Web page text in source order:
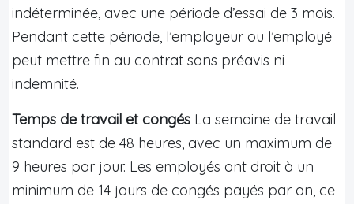
indéterminée, avec une période d’essai de 3 mois.
Pendant cette période, l’employeur ou l’employé
peut mettre fin au contrat sans préavis ni
indemnité.
Temps de travail et congés La semaine de travail
standard est de 48 heures, avec un maximum de
9 heures par jour. Les employés ont droit à un
minimum de 14 jours de congés payés par an, ce